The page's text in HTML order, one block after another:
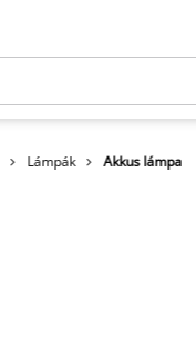
Lámpák Akkus lámpa